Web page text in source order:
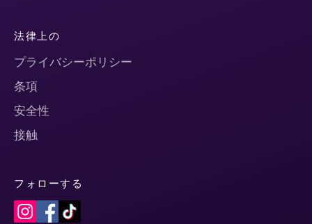
法律上の
プライバシーポリシー
条項
安全性
接触
フォローする